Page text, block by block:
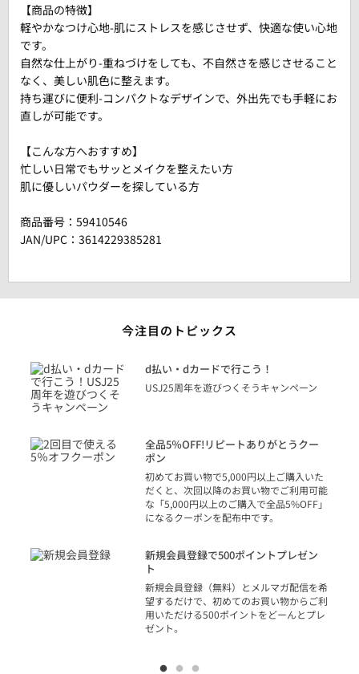
【商品の特徴】
軽やかなつけ心地-肌にストレスを感じさせず、快適な使い心地
です。
自然な仕上がり-重ねづけをしても、不自然さを感じさせること
なく、美しい肌色に整えます。
持ち運びに便利-コンパクトなデザインで、外出先でも手軽にお
直しが可能です。
【こんな方へおすすめ】
忙しい日常でもサッとメイクを整えたい方
肌に優しいパウダーを探している方
商品番号： 59410546
JAN/UPC：3614229385281
今注目のトピックス
d払い・dカードで行こう！
USJ25周年を遊びつくそうキャンペーン
全品5％OFF!リピートありがとうクー
ポン
初めてお買い物で5,000円以上ご購入いた
だくと、次回以降のお買い物でご利用可能
な「5,000円以上のご購入で全品5%OFF」
になるクーポンを配布中です。
新規会員登録で500ポイントプレゼン
ト
新規会員登録（無料）とメルマガ配信を希
望するだけで、初めてのお買い物からご利
用いただける500ポイントをどーんとプレ
ゼント。